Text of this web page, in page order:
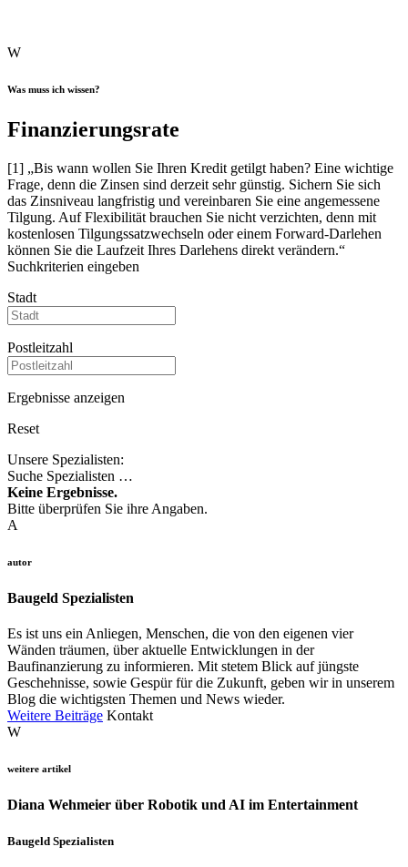
W
Was muss ich wissen?
Finanzierungsrate
[1] „Bis wann wollen Sie Ihren Kredit getilgt haben? Eine wichtige
Frage, denn die Zinsen sind derzeit sehr günstig. Sichern Sie sich
das Zinsniveau langfristig und vereinbaren Sie eine angemessene
Tilgung. Auf Flexibilität brauchen Sie nicht verzichten, denn mit
kostenlosen Tilgungssatzwechseln oder einem Forward-Darlehen
können Sie die Laufzeit Ihres Darlehens direkt verändern.“
Suchkriterien eingeben
Stadt
Postleitzahl
Ergebnisse anzeigen
Reset
Unsere Spezialisten:
Suche Spezialisten …
Keine Ergebnisse.
Bitte überprüfen Sie ihre Angaben.
A
autor
Baugeld Spezialisten
Es ist uns ein Anliegen, Menschen, die von den eigenen vier
Wänden träumen, über aktuelle Entwicklungen in der
Baufinanzierung zu informieren. Mit stetem Blick auf jüngste
Geschehnisse, sowie Gespür für die Zukunft, geben wir in unserem
Blog die wichtigsten Themen und News wieder.
Weitere Beiträge Kontakt
W
weitere artikel
Diana Wehmeier über Robotik und AI im Entertainment
Baugeld Spezialisten